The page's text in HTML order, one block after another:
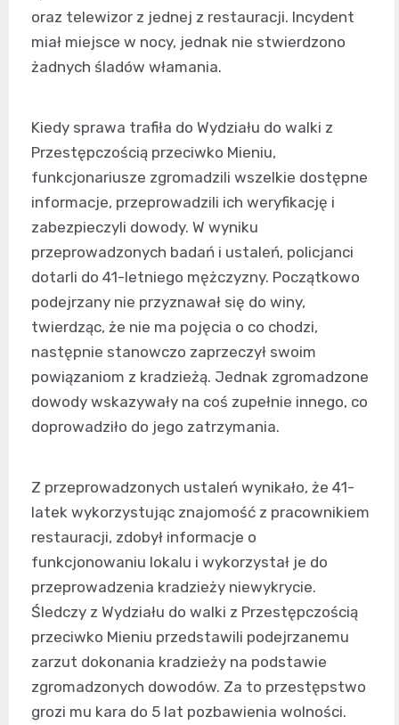
oraz telewizor z jednej z restauracji. Incydent
miał miejsce w nocy, jednak nie stwierdzono
żadnych śladów włamania.
Kiedy sprawa trafiła do Wydziału do walki z
Przestępczością przeciwko Mieniu,
funkcjonariusze zgromadzili wszelkie dostępne
informacje, przeprowadzili ich weryfikację i
zabezpieczyli dowody. W wyniku
przeprowadzonych badań i ustaleń, policjanci
dotarli do 41-letniego mężczyzny. Początkowo
podejrzany nie przyznawał się do winy,
twierdząc, że nie ma pojęcia o co chodzi,
następnie stanowczo zaprzeczył swoim
powiązaniom z kradzieżą. Jednak zgromadzone
dowody wskazywały na coś zupełnie innego, co
doprowadziło do jego zatrzymania.
Z przeprowadzonych ustaleń wynikało, że 41-
latek wykorzystując znajomość z pracownikiem
restauracji, zdobył informacje o
funkcjonowaniu lokalu i wykorzystał je do
przeprowadzenia kradzieży niewykrycie.
Śledczy z Wydziału do walki z Przestępczością
przeciwko Mieniu przedstawili podejrzanemu
zarzut dokonania kradzieży na podstawie
zgromadzonych dowodów. Za to przestępstwo
grozi mu kara do 5 lat pozbawienia wolności.